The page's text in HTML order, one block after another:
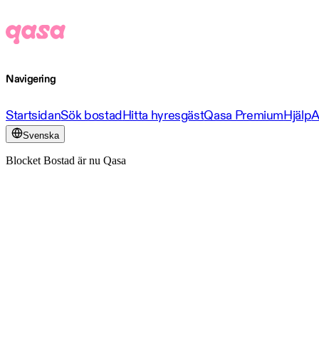
Navigering
StartsidanSök bostadHitta hyresgästQasa PremiumHjälp
Svenska
Blocket Bostad är nu Qasa